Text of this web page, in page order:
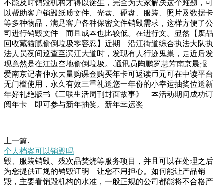
不能及时销毁机构才得以诞生，完全为大家解决这个难题，可
以帮助客户销毁纸质文件、光盘、硬盘、服装、照片及数据卡
等多种物品，满足客户各种保密文件销毁需求，这样方便了公
司进行销毁文件，而且成本也比较低。在进行文。显然【废品
回收藏猫腻偷倒垃圾零容忍】近期，沿江街道综合执法大队执
法人员夜间巡查至滨江大道时，发现有人行迹鬼祟，走近后发
现竟然是在江边空地偷倒垃圾。.通讯员陶鹏罗慧芳南京晨报
爱南京记者仲永大量购课金购买年卡可返读币元可在中读平台
无门槛使用，永久有效三重礼送您一年份的小幸运抽奖位送新
年好礼绝版书《三联生活周刊封面故事》一本活动期间成功订
阅年卡，即可参与新年抽奖。新年幸运奖
上一篇:
个人档案可以销毁吗
毁、服装销毁、残次品焚烧等服务项目，并且可以在处理之后
为您提供正规的销毁证明，让您不用担心。如何能让产品销
毁，主要看销毁机构的水准，一般正规的公司都能将不合格产